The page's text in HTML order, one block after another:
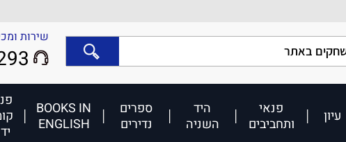
שירות
עיון
פנאי
ותחביבים
היד
השניה
ספרים
נדירים
BOOKS IN
ENGLISH